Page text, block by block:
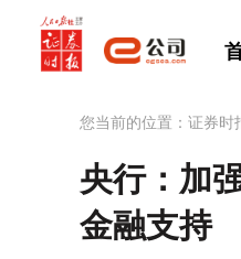
您当前的位置： 证券时
央行：加
金融支持